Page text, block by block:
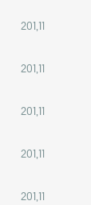
201,11
201,11
201,11
201,11
201,11